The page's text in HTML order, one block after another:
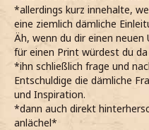
*allerdings kurz innehalte,
eine ziemlich dämliche
Äh, wenn du dir einen
für einen Print würdest du
*ihn schließlich frage und
Entschuldige die dämliche
und Inspiration.
*dann auch direkt
anlächel*